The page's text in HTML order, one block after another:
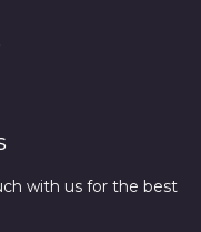
with us for the best